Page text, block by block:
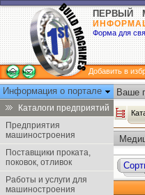
ПЕРВЫЙ
Форма для
Добавить в
Информация о портале
Каталоги предприятий
Предприятия
машиностроения
Поставщики проката,
поковок, отливок
Работы и услуги для
машиностроения
Ваше